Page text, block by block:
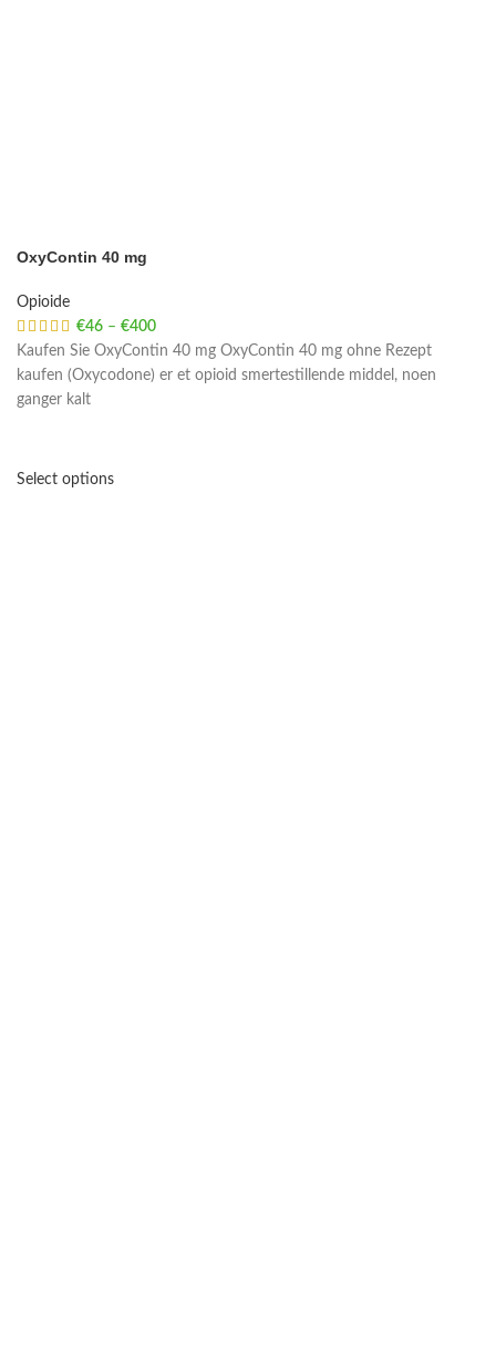
OxyContin 40 mg
Opioide
€46 – €400
Kaufen Sie OxyContin 40 mg OxyContin 40 mg ohne Rezept
kaufen (Oxycodone) er et opioid smertestillende middel, noen
ganger kalt
Select options